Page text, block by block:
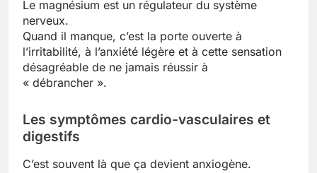
Le magnésium est un régulateur du système
nerveux.
Quand il manque, c’est la porte ouverte à
l’irritabilité, à l’anxiété légère et à cette sensation
désagréable de ne jamais réussir à
« débrancher ».
Les symptômes cardio-vasculaires et
digestifs
C’est souvent là que ça devient anxiogène.